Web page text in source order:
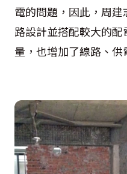
電的問題，因此，周
路設計並搭配較大的
量，也增加了線路、供